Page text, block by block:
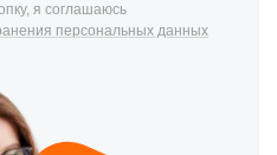
я соглашаюсь
персональных данных